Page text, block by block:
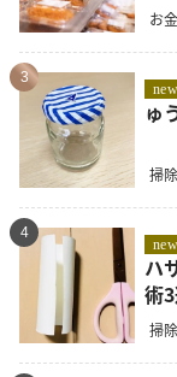
お
3
new
ゅ
掃
4
new
ハ
術3
掃